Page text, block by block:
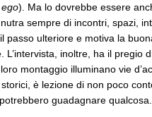
). Ma lo dovrebbe essere
sempre di incontri, spazi,
passo ulteriore e motiva la
L’intervista, inoltre, ha il pregio
montaggio illuminano vie
è lezione di non poco
guadagnare qualcosa.